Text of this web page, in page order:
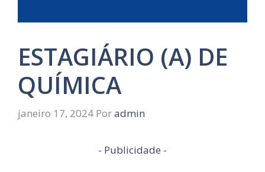
ESTAGIÁRIO (A) DE
QUÍMICA
janeiro 17, 2024 Poradmin
- Publicidade -